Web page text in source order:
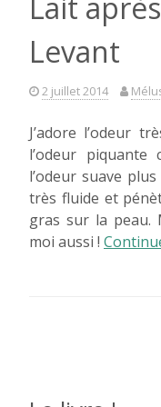
Lait
Levant
2 juillet 2014
J’adore l’odeur
l’odeur
l’odeur suave
très fluide et
gras sur la peau.
moi aussi !